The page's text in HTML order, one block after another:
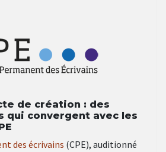
de création : des
qui convergent avec les
des écrivains (CPE), auditionné